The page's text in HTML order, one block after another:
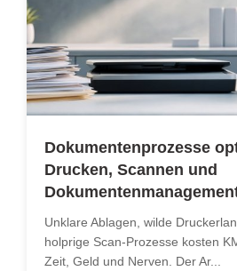
Dokumentenprozesse
Drucken, Scannen und
Unklare Ablagen, wilde
holprige Scan-Prozesse kosten
Zeit, Geld und Nerven. Der Ar...